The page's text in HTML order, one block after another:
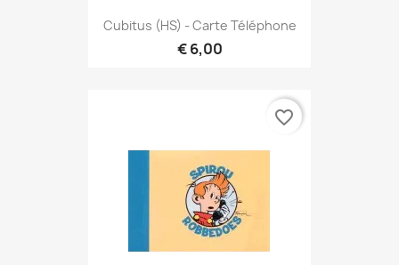
Cubitus (HS) - Carte Téléphone
€ 6,00
favorite_border